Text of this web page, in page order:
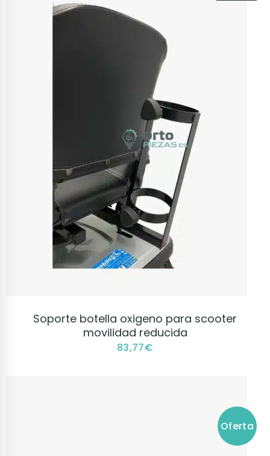
VER PRODUCTO
Soporte botella oxigeno para scooter
movilidad reducida
83,77€
Oferta